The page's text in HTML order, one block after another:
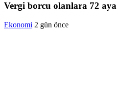
Vergi borcu olanlara 72 aya
Ekonomi 2 gün önce